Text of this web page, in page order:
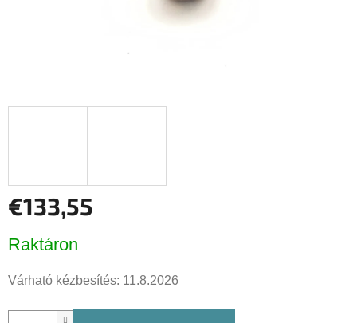
€133,55
Raktáron
Várható kézbesítés: 11.8.2026